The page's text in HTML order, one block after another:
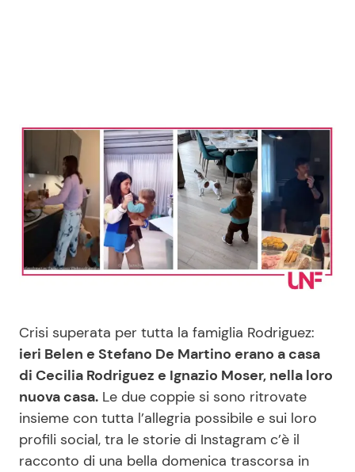
News Spettacolo
Benessere
Casa
Moda e Style
News benessere
Salute
Viaggi e Turismo
Cucina e Ricette
Consigli di Cucina
Dolci
Primi Piatti
Ricette Facili e Veloci
Ricette Feste
Crisi superata per tutta la famiglia Rodriguez:
ieri Belen e Stefano De Martino erano a casa
di Cecilia Rodriguez e Ignazio Moser, nella loro
nuova casa. Le due coppie si sono ritrovate
insieme con tutta l’allegria possibile e sui loro
profili social, tra le storie di Instagram c’è il
racconto di una bella domenica trascorsa in